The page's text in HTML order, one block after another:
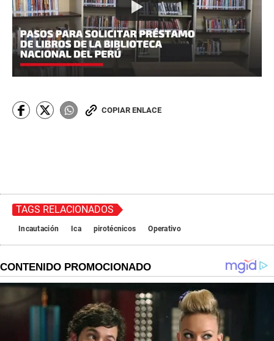
COPIAR ENLACE
TAGS RELACIONADOS
Incautación Ica pirotécnicos Operativo